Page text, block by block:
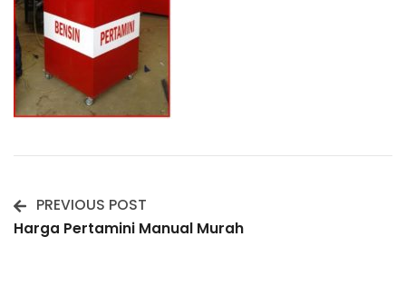
Post
PREVIOUS POST
Harga Pertamini Manual Murah